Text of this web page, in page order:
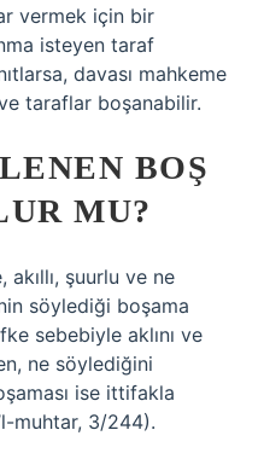
vermek için bir
isteyen taraf
davası mahkeme
taraflar boşanabilir.
BOŞ
MU?
şuurlu ve ne
söylediği boşama
sebebiyle aklını ve
ne söylediğini
ise ittifakla
muhtar, 3/244).